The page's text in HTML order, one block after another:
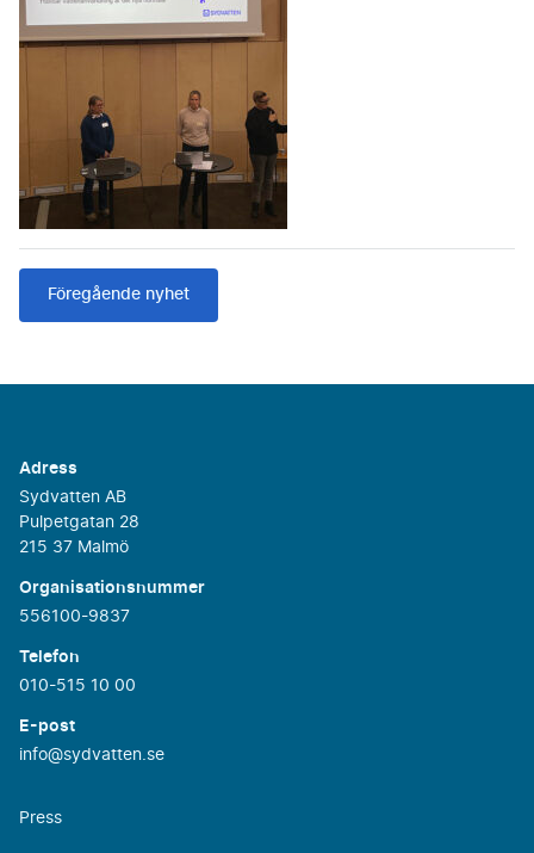
Föregående nyhet
Adress
Sydvatten AB
Pulpetgatan 28
215 37 Malmö
Organisationsnummer
556100-9837
Telefon
010-515 10 00
E-post
info@sydvatten.se
Press